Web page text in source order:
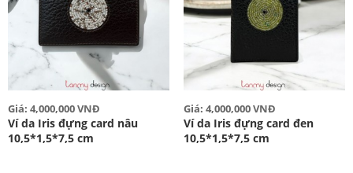
Giá: 4,000,000 VNĐ
Ví da Iris đựng card nâu
10,5*1,5*7,5 cm
Giá: 4,000,000 VNĐ
Ví da Iris đựng card đen
10,5*1,5*7,5 cm